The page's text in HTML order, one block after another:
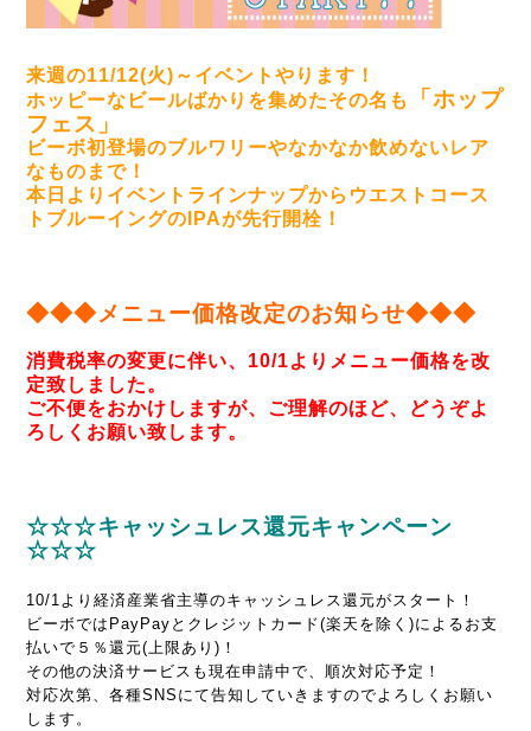
来週の11/12(火)～イベントやります！
ホッピーなビールばかりを集めたその名も
「ホップ
フェス」
ビーボ初登場のブルワリーやなかなか飲めないレア
なものまで！
本日よりイベントラインナップからウエストコース
トブルーイングのIPAが先行開栓！
◆◆◆メニュー価格改定のお知らせ◆◆◆
消費税率の変更に伴い、10/1よりメニュー価格を改
定致しました。
ご不便をおかけしますが、ご理解のほど、どうぞよ
ろしくお願い致します。
☆☆☆キャッシュレス還元キャンペーン
☆☆☆
10/1より経済産業省主導のキャッシュレス還元がスタート！
ビーボではPayPayとクレジットカード(楽天を除く)によるお支
払いで５％還元(上限あり) ！
その他の決済サービスも現在申請中で、順次対応予定！
対応次第、各種SNSにて告知していきますのでよろしくお願い
します。